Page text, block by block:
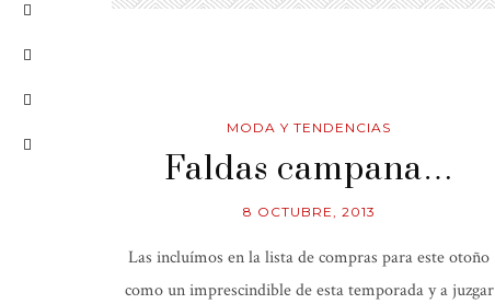
MODA Y TENDENCIAS
Faldas campana…
8 OCTUBRE, 2013
Las incluímos en la lista de compras para este otoño
como un imprescindible de esta temporada y a juzgar